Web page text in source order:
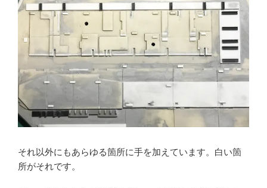
それ以外にもあらゆる箇所に手を加えています。白い箇
所がそれです。